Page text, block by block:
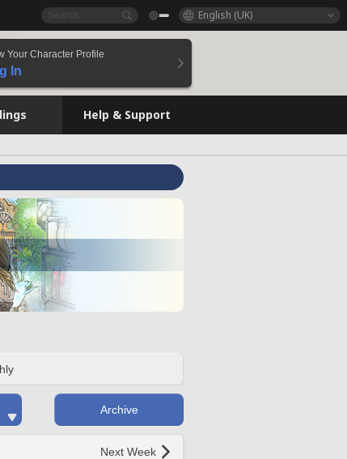
English (UK)
Your Character Profile
In
Help & Support
Archive
Next Week